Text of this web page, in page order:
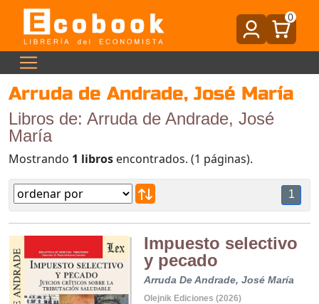
0
Arruda de Andrade, José María
Libros de: Arruda de Andrade, José
María
Mostrando 1 libros encontrados. (1 páginas).
1
Impuesto selectivo
y pecado
Arruda De Andrade, José María
Olejnik Ediciones (2026)